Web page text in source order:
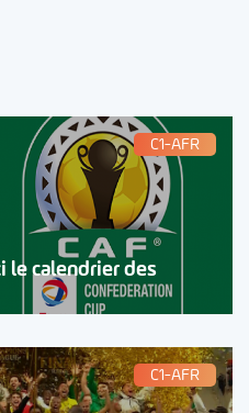
C1-AFR
le calendrier des
C1-AFR